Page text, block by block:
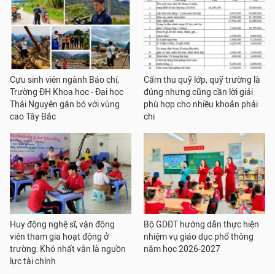
Cựu sinh viên ngành Báo chí,
Trường ĐH Khoa học - Đại học
Thái Nguyên gắn bó với vùng
cao Tây Bắc
Cấm thu quỹ lớp, quỹ trường là
đúng nhưng cũng cần lời giải
phù hợp cho nhiều khoản phải
chi
Huy động nghệ sĩ, vận động
viên tham gia hoạt động ở
trường: Khó nhất vẫn là nguồn
lực tài chính
Bộ GDĐT hướng dẫn thực hiện
nhiệm vụ giáo dục phổ thông
năm học 2026-2027